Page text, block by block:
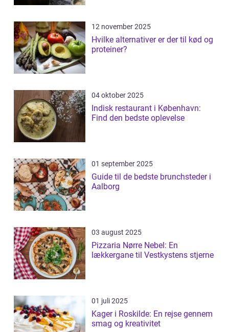
12 november 2025
Hvilke alternativer er der til kød og
proteiner?
04 oktober 2025
Indisk restaurant i København:
Find den bedste oplevelse
01 september 2025
Guide til de bedste brunchsteder i
Aalborg
03 august 2025
Pizzaria Nørre Nebel: En
lækkergane til Vestkystens stjerne
01 juli 2025
Kager i Roskilde: En rejse gennem
smag og kreativitet